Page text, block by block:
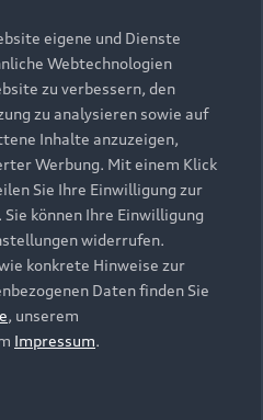
eigene und Dienste
Webtechnologien
zu verbessern, den
zu analysieren sowie auf
Inhalte anzuzeigen,
Werbung. Mit einem Klick
Sie Ihre Einwilligung zur
können Ihre Einwilligung
widerrufen.
konkrete Hinweise zur
Daten finden Sie
, unserem
Impressum.